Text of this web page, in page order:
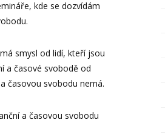
kde se dozvídám
smysl od lidí, kteří jsou
a časové svobodě od
časovou svobodu nemá.
a časovou svobodu